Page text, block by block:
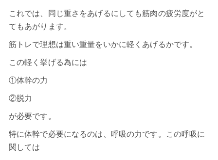
これでは、同じ重さをあげるにしても筋肉の疲労度がと
てもあがります。
筋トレで理想は重い重量をいかに軽くあげるかです。
この軽く挙げる為には
①体幹の力
②脱力
が必要です。
特に体幹で必要になるのは、呼吸の力です。この呼吸に
関しては